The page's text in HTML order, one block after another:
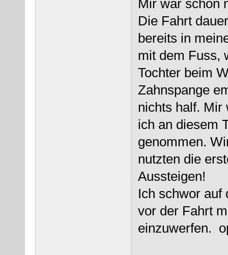
Mir war schon
Die Fahrt
bereits in
mit dem Fuss,
Tochter beim
Zahnspange
nichts half.
ich an diesem
genommen.
nutzten die
Aussteigen!
Ich schwor auf
vor der Fahrt
einzuwerfen.